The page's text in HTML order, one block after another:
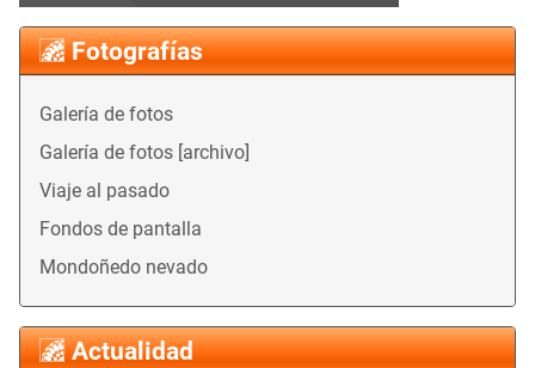
Fotografías
Galería de fotos
Galería de fotos [archivo]
Viaje al pasado
Fondos de pantalla
Mondoñedo nevado
Actualidad